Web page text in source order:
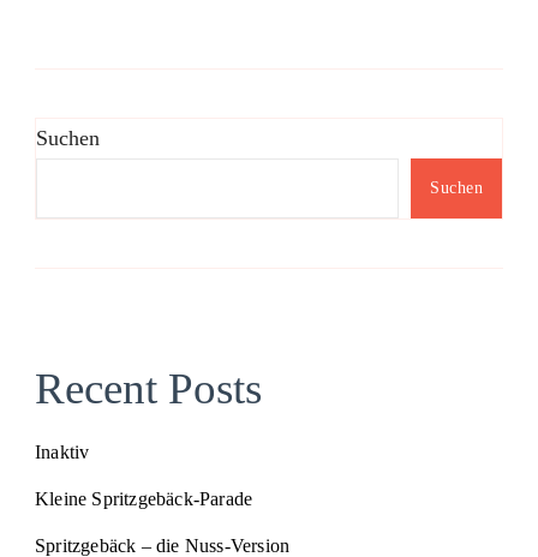
Suchen
Suchen
Recent Posts
Inaktiv
Kleine Spritzgebäck-Parade
Spritzgebäck – die Nuss-Version